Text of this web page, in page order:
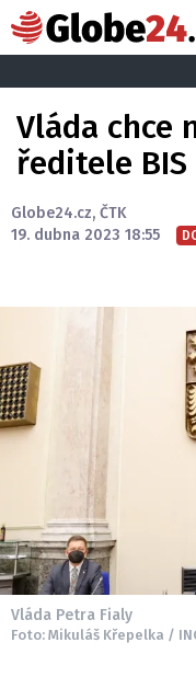
Vláda chce
ředitele
Globe24.cz, ČTK
19. dubna 2023 18:55
Vláda Petra Fialy
Foto: Mikuláš Křepelka /